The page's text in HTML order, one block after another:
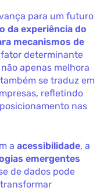
para um futuro
da experiência do
mecanismos de
fator determinante
apenas melhora
se traduz em
refletindo
nas
a acessibilidade, a
emergentes
de dados pode